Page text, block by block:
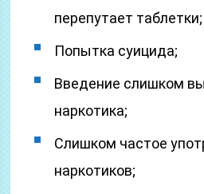
перепутает таблетки;
Попытка суицида;
Введение слишком
наркотика;
Слишком частое
наркотиков;